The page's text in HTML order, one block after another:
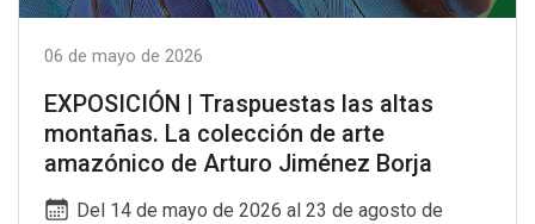
06 de mayo de 2026
EXPOSICIÓN | Traspuestas las altas
montañas. La colección de arte
amazónico de Arturo Jiménez Borja
Del 14 de mayo de 2026 al 23 de agosto de